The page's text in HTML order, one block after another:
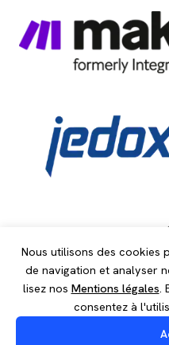
Nous utilisons des cookies
de navigation et analyser
lisez nos Mentions légales.
consentez à
Nous nous appuyons sur
leaders pour garantir